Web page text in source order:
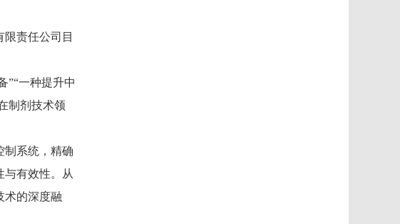
责任公司目
”“一种提升中
制剂技术领
制系统，精确
与有效性。从
术的深度融